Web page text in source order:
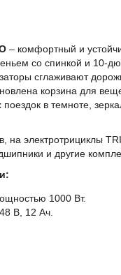
– комфортный и
со спинкой и 10-
сглаживают
корзина для
в темноте,
на электротрициклы
и другие
1000 Вт.
В, 12 Ач.